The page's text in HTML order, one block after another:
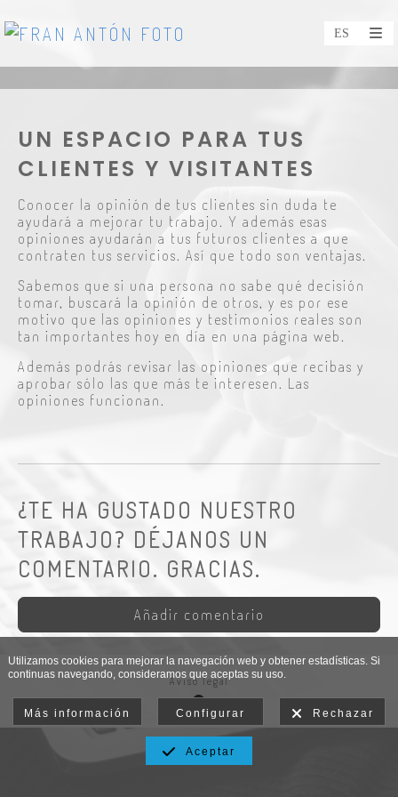
UN ESPACIO PARA TUS
CLIENTES Y VISITANTES
Conocer la opinión de tus clientes sin duda te
ayudará a mejorar tu trabajo. Y además esas
opiniones ayudarán a tus futuros clientes a que
contraten tus servicios. Así que todo son ventajas.
Sabemos que si una persona no sabe qué decisión
tomar, buscará la opinión de otros, y es por ese
motivo que las opiniones y testimonios reales son
tan importantes hoy en día en una página web.
Además podrás revisar las opiniones que recibas y
aprobar sólo las que más te interesen. Las
opiniones funcionan.
¿TE HA GUSTADO NUESTRO
TRABAJO? DÉJANOS UN
COMENTARIO. GRACIAS.
Añadir comentario
Aviso legal
Utilizamos cookies para mejorar la navegación web y obtener estadísticas. Si
continuas navegando, consideramos que aceptas su uso.
Más información Configurar Rechazar
Aceptar